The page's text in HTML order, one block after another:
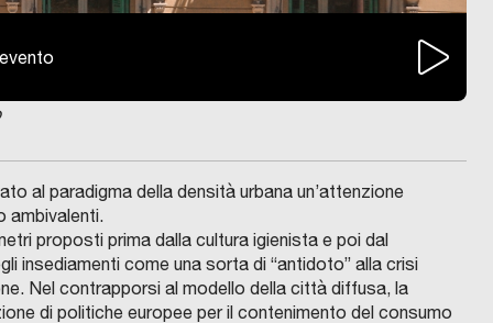
al paradigma della densità urbana un’attenzione
proposti prima dalla cultura igienista e poi dal
insediamenti come una sorta di “antidoto” alla crisi
Nel contrapporsi al modello della città diffusa, la
di politiche europee per il contenimento del consumo